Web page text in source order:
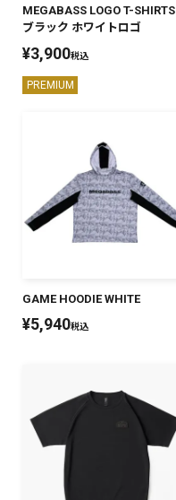
MEGABASS LOGO T-SHIRTS
ブラック ホワイトロゴ
¥3,900税込
PREMIUM
GAME HOODIE WHITE
¥5,940税込